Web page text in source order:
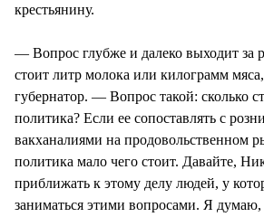
крестьянину.
— Вопрос глубже и далеко выходит за
стоит литр молока или килограмм
губернатор. — Вопрос такой: сколько
политика? Если ее сопоставлять с
вакханалиями на продовольственном
политика мало чего стоит. Давайте,
приближать к этому делу людей, у
заниматься этими вопросами. Я